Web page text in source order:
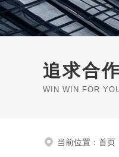
追求合
WIN WIN FOR
当前位置： 首页